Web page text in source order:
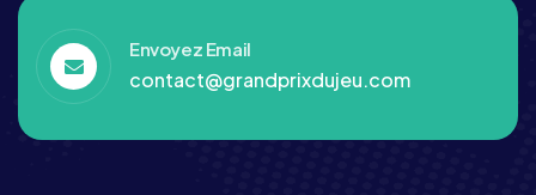
Envoyez Email
contact@grandprixdujeu.com